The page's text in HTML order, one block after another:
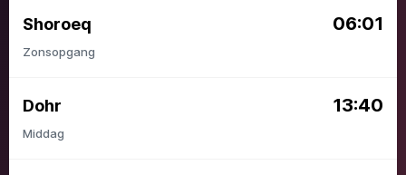
Shoroeq 06:01
Zonsopgang
Dohr 13:40
Middag